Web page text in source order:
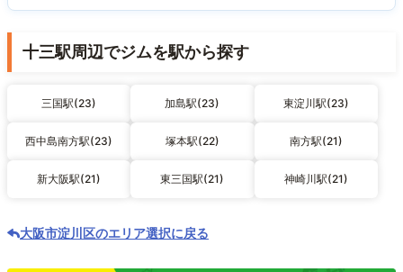
十三駅周辺でジムを駅から探す
三国駅(23) 加島駅(23) 東淀川駅(23)
西中島南方駅(23) 塚本駅(22) 南方駅(21)
新大阪駅(21) 東三国駅(21) 神崎川駅(21)
大阪市淀川区のエリア選択に戻る